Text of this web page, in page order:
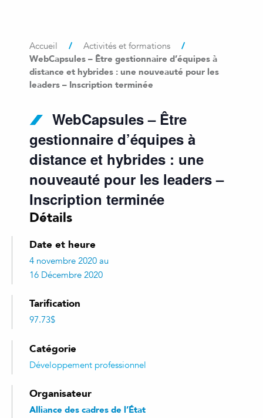
Accueil / Activités et formations
/
WebCapsules – Être gestionnaire d’équipes à
distance et hybrides : une nouveauté pour les
leaders – Inscription terminée
WebCapsules – Être
gestionnaire d’équipes à
distance et hybrides : une
nouveauté pour les leaders –
Inscription terminée
Détails
Date et heure
4 novembre 2020 au
16 Décembre 2020
Tarification
97.73$
Catégorie
Développement professionnel
Organisateur
Alliance des cadres de l’État